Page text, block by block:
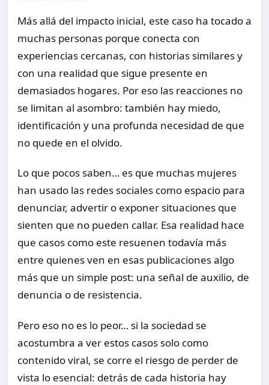
Más allá del impacto inicial, este caso ha tocado a
muchas personas porque conecta con
experiencias cercanas, con historias similares y
con una realidad que sigue presente en
demasiados hogares. Por eso las reacciones no
se limitan al asombro: también hay miedo,
identificación y una profunda necesidad de que
no quede en el olvido.
Lo que pocos saben… es que muchas mujeres
han usado las redes sociales como espacio para
denunciar, advertir o exponer situaciones que
sienten que no pueden callar. Esa realidad hace
que casos como este resuenen todavía más
entre quienes ven en esas publicaciones algo
más que un simple post: una señal de auxilio, de
denuncia o de resistencia.
Pero eso no es lo peor… si la sociedad se
acostumbra a ver estos casos solo como
contenido viral, se corre el riesgo de perder de
vista lo esencial: detrás de cada historia hay